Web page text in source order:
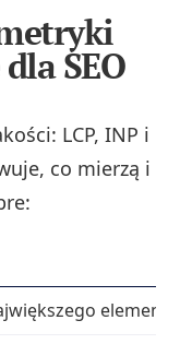
SEO
LCP, INP i
co mierzą i